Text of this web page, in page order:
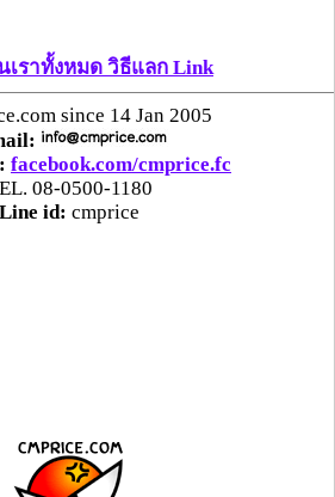
เราทั้งหมด วิธีแลก Link
since 14 Jan 2005
facebook.com/cmprice.fc
08-0500-1180
Line id: cmprice